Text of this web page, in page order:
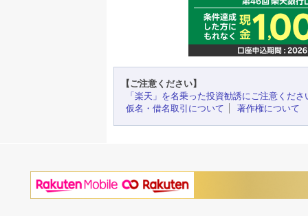
【ご注意ください】
「楽天」を名乗った投資勧誘にご注意くださ
仮名・借名取引について
著作権について